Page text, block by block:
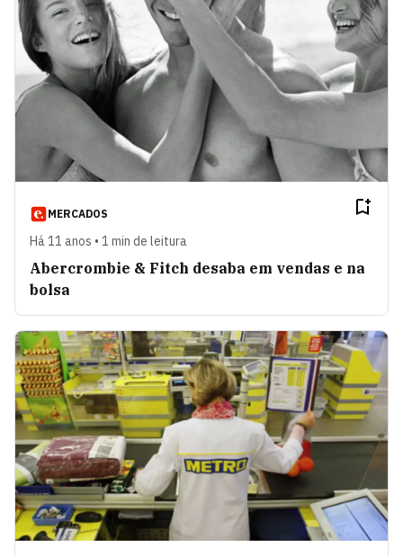
MERCADOS
Há 11 anos • 1 min de leitura
Abercrombie & Fitch desaba em vendas e na
bolsa